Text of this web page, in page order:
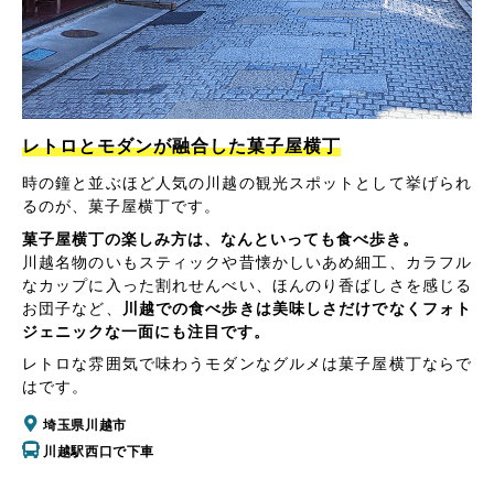
レトロとモダンが融合した菓子屋横丁
時の鐘と並ぶほど人気の川越の観光スポットとして挙げられ
るのが、菓子屋横丁です。
菓子屋横丁の楽しみ方は、なんといっても食べ歩き。
川越名物のいもスティックや昔懐かしいあめ細工、カラフル
なカップに入った割れせんべい、ほんのり香ばしさを感じる
お団子など、
川越での食べ歩きは美味しさだけでなくフォト
ジェニックな一面にも注目です。
レトロな雰囲気で味わうモダンなグルメは菓子屋横丁ならで
はです。
埼玉県川越市
川越駅西口で下車